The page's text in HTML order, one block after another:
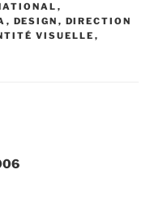
,
, DESIGN , DIRECTION
VISUELLE ,